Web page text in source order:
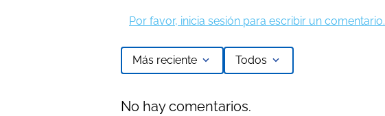
Por favor, inicia sesión para escribir un comentario.
Más reciente Todos
No hay comentarios.